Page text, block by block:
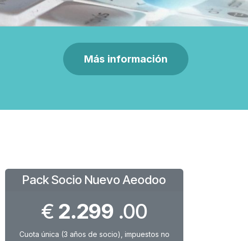
Más información
Pack Socio Nuevo Aeodoo
€ 2.299 .00
Cuota única (3 años de socio), impuestos no